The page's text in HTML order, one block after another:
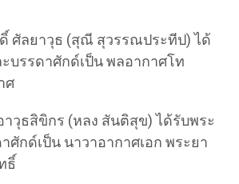
ศัลยาวุธ (สุณี สุวรรณประทีป) ได้
บรรดาศักด์เป็น พลอากาศโท
ศ
าวุธสิขิกร (หลง สันติสุข) ได้รับพระ
กด์เป็น นาวาอากาศเอก พระยา
ธิ์